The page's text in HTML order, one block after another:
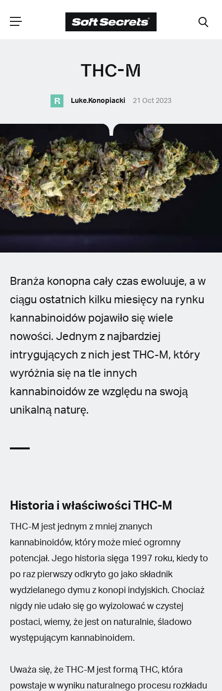
WYBIERZ
Dutch
English (United Kingdom)
English (United States)
Spanish (Spain)
Spanish (Latin America)
German
French
Italian
Czech
Polish
THC-M
R Luke.Konopiacki 21 Oct 2023
Branża konopna cały czas ewoluuje, a w
ciągu ostatnich kilku miesięcy na rynku
kannabinoidów pojawiło się wiele
nowości. Jednym z najbardziej
intrygujących z nich jest THC-M, który
wyróżnia się na tle innych
kannabinoidów ze względu na swoją
unikalną naturę.
Historia i właściwości THC-M
THC-M jest jednym z mniej znanych
kannabinoidów, który może mieć ogromny
potencjał. Jego historia sięga 1997 roku, kiedy to
po raz pierwszy odkryto go jako składnik
wydzielanego dymu z konopi indyjskich. Chociaż
nigdy nie udało się go wyizolować w czystej
postaci, wiemy, że jest on naturalnie, śladowo
występującym kannabinoidem.
Uważa się, że THC-M jest formą THC, która
powstaje w wyniku naturalnego procesu rozkładu